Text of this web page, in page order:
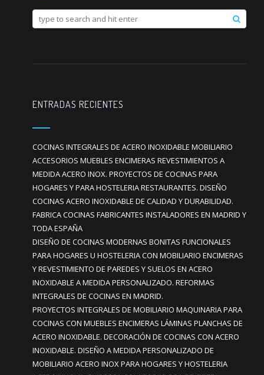
ENTRADAS RECIENTES
COCINAS INTEGRALES DE ACERO INOXIDABLE MOBILIARIO
ACCESORIOS MUEBLES ENCIMERAS REVESTIMIENTOS A
MEDIDA ACERO INOX. PROYECTOS DE COCINAS PARA
HOGARES Y PARA HOSTELERIA RESTAURANTES. DISEÑO
COCINAS ACERO INOXIDABLE DE CALIDAD Y DURABILIDAD.
FABRICA COCINAS FABRICANTES INSTALADORES EN MADRID Y
TODA ESPAÑA
DISEÑO DE COCINAS MODERNAS BONITAS FUNCIONALES
PARA HOGARES U HOSTELERIA CON MOBILIARIO ENCIMERAS
Y REVESTIMIENTO DE PAREDES Y SUELOS EN ACERO
INOXIDABLE A MEDIDA PERSONALIZADO. REFORMAS
INTEGRALES DE COCINAS EN MADRID.
PROYECTOS INTEGRALES DE MOBILIARIO MAQUINARIA PARA
COCINAS CON MUEBLES ENCIMERAS LÁMINAS PLANCHAS DE
ACERO INOXIDABLE. DECORACIÓN DE COCINAS CON ACERO
INOXIDABLE. DISEÑO A MEDIDA PERSONALIZADO DE
MOBILIARIO ACERO INOX PARA HOGARES Y HOSTELERIA